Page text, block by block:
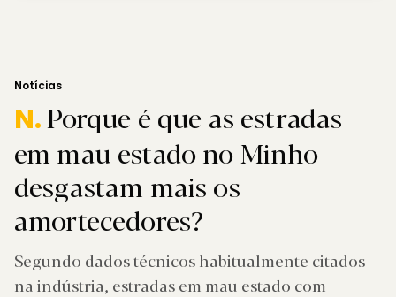
Notícias
N.Porque é que as estradas
em mau estado no Minho
desgastam mais os
amortecedores?
Segundo dados técnicos habitualmente citados
na indústria, estradas em mau estado com